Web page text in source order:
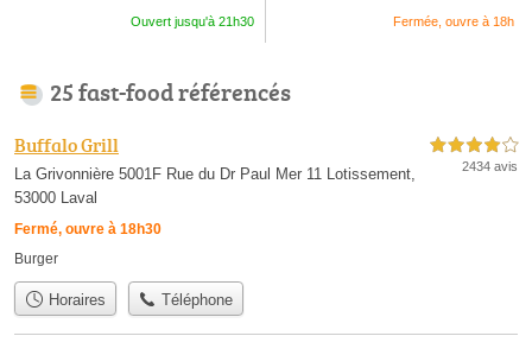
Ouvert jusqu'à 21h30 Fermée, ouvre à 18h
25 fast-food référencés
Buffalo Grill
La Grivonnière 5001F Rue du Dr Paul Mer 11 Lotissement,
53000 Laval
Fermé, ouvre à 18h30
4,0 étoiles sur 5
2434 avis
Burger
Horaires Téléphone